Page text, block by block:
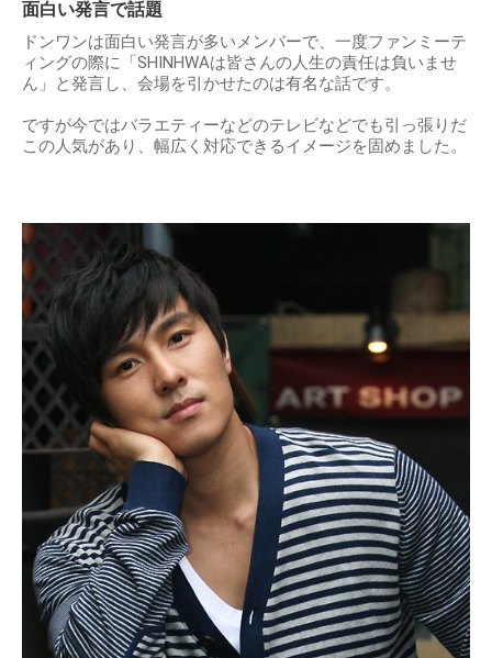
面白い発言で話題
ドンワンは面白い発言が多いメンバーで、一度ファンミーテ
ィングの際に「SHINHWAは皆さんの人生の責任は負いませ
ん」と発言し、会場を引かせたのは有名な話です。
ですが今ではバラエティーなどのテレビなどでも引っ張りだ
この人気があり、幅広く対応できるイメージを固めました。